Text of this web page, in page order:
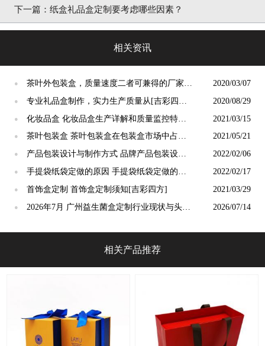
性？
下一篇： 纸盒礼品盒定制要考虑哪些因素？
相关资讯
●
茶叶外包装盒，质量速度二者可兼得的厂家
[吉彩四方]
2020/03/07
●
专业礼品盒制作，实力生产质量从[吉彩四方]
制作出来
2020/08/29
●
化妆品盒 化妆品盒生产详解和质量监控特点
[吉彩四方]包装盒设计生产厂家
2021/03/15
●
茶叶包装盒 茶叶包装盒在包装盒市场中占据
的位置是怎样的 [吉彩四方]
2021/05/21
●
产品包装设计与制作方式 品牌产品包装设计
与制作[吉彩四方]
2022/02/06
●
手提袋纸袋定做的原因 手提袋纸袋定做的好
处[吉彩四方]
2022/02/17
● 首饰盒定制 首饰盒定制​须知[吉彩四方] 2021/03/29
●
2026年7月 广州益生菌盒定制行业现状与头部
2026/07/14
相关产品推荐